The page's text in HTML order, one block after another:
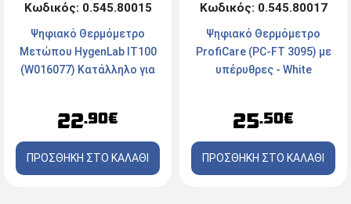
Κωδικός: 0.545.80015
Ψηφιακό Θερμόμετρο
Μετώπου HygenLab IT100
(W016077) Κατάλληλο για
22.90€
ΠΡΟΣΘΗΚΗ ΣΤΟ ΚΑΛΑΘΙ
Κωδικός: 0.545.80017
Ψηφιακό Θερμόμετρο
ProfiCare (PC-FT 3095) με
υπέρυθρες - White
25.50€
ΠΡΟΣΘΗΚΗ ΣΤΟ ΚΑΛΑΘΙ